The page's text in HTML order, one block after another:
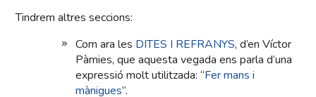
Tindrem altres seccions:
Com ara les DITES I REFRANYS, d’en Víctor
Pàmies, que aquesta vegada ens parla d’una
expressió molt utilitzada: “Fer mans i
mànigues“.